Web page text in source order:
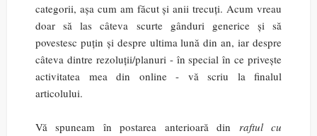
categorii, așa cum am făcut și anii trecuți. Acum vreau
doar să las câteva scurte gânduri generice și să
povestesc puțin și despre ultima lună din an, iar despre
câteva dintre rezoluții/planuri - în special în ce privește
activitatea mea din online - vă scriu la finalul
articolului.
Vă spuneam în postarea anterioară din raftul cu